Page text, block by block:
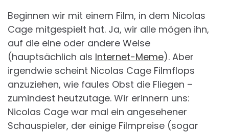
Beginnen wir mit einem Film, in dem Nicolas
Cage mitgespielt hat. Ja, wir alle mögen ihn,
auf die eine oder andere Weise
(hauptsächlich als Internet-Meme). Aber
irgendwie scheint Nicolas Cage Filmflops
anzuziehen, wie faules Obst die Fliegen –
zumindest heutzutage. Wir erinnern uns:
Nicolas Cage war mal ein angesehener
Schauspieler, der einige Filmpreise (sogar